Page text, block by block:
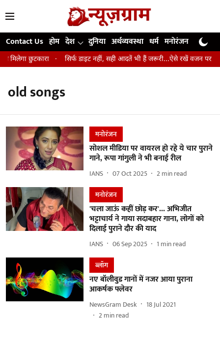
Contact Us होम देश दुनिया अर्थव्यवस्था धर्म मनोरंजन खेल
मिलेगा छुटकारा सिर्फ डाइट नहीं, सही आदतें भी हैं जरूरी...ऐसे रखें वजन पर
old songs
मनोरंजन
सोशल मीडिया पर वायरल हो रहे ये चार पुराने
गाने, रूपा गांगुली ने भी बनाई रील
IANS 07 Oct 2025 2min read
मनोरंजन
'चला जाऊं कहीं छोड़ कर'... अभिजीत
भट्टाचार्य ने गाया सदाबहार गाना, लोगों को
दिलाई पुराने दौर की याद
IANS 06 Sep 2025 1 min read
ब्लॉग
नए बॉलीवुड गानों में नजर आया पुराना
आकर्षक फ्लेवर
NewsGram Desk
18 Jul 2021
2min read